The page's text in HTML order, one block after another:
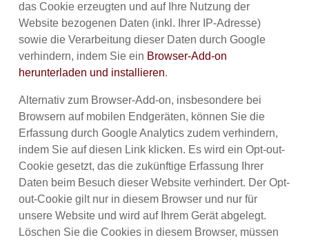
das Cookie erzeugten und auf Ihre Nutzung der
Website bezogenen Daten (inkl. Ihrer IP-Adresse)
sowie die Verarbeitung dieser Daten durch Google
verhindern, indem Sie ein Browser-Add-on
herunterladen und installieren.
Alternativ zum Browser-Add-on, insbesondere bei
Browsern auf mobilen Endgeräten, können Sie die
Erfassung durch Google Analytics zudem verhindern,
indem Sie auf diesen Link klicken. Es wird ein Opt-out-
Cookie gesetzt, das die zukünftige Erfassung Ihrer
Daten beim Besuch dieser Website verhindert. Der Opt-
out-Cookie gilt nur in diesem Browser und nur für
unsere Website und wird auf Ihrem Gerät abgelegt.
Löschen Sie die Cookies in diesem Browser, müssen